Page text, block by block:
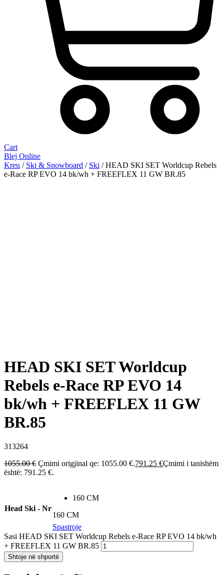
Cart
Blej Online
Kreu / Ski & Snowboard / Ski / HEAD SKI SET Worldcup Rebels
e-Race RP EVO 14 bk/wh + FREEFLEX 11 GW BR.85
HEAD SKI SET Worldcup
Rebels e-Race RP EVO 14
bk/wh + FREEFLEX 11 GW
BR.85
313264
1055.00€ Çmimi origjinal qe: 1055.00 €.791.25 €Çmimi i tanishëm
është: 791.25 €.
Head Ski - Nr
160 CM
160 CM
Spastroje
Sasi HEAD SKI SET Worldcup Rebels e-Race RP EVO 14 bk/wh
+ FREEFLEX 11 GW BR.85
Shtoje në shportë